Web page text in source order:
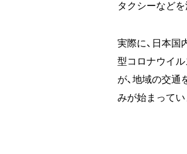
タクシーなど
実際に、日本国
型コロナウイ
が、地域の交通
みが始まってい